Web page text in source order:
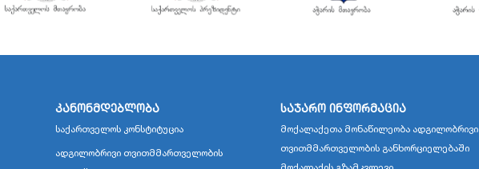
კანონმდებლობა
საქართველოს კონსტიტუცია
ადგილობრივი თვითმმართველობის
საჯარო ინფორმაცია
მოქალაქეთა მონაწილეობა ადგილობრივი
თვითმმართველობის განხორციელებაში